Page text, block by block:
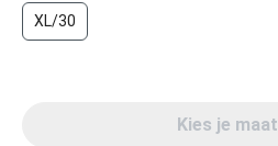
XL/30
Kies je maat